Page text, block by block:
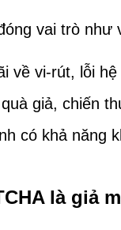
vai trò
về vi-rút, lỗi
giả, chiến
có khả năng
là giả